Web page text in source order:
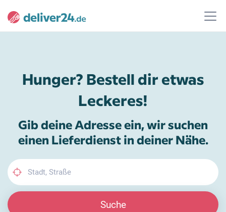
Hunger? Bestell dir etwas
Leckeres!
Gib deine Adresse ein, wir suchen
einen Lieferdienst in deiner Nähe.
Suche